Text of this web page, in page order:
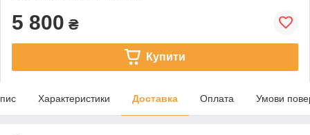
5 800 ₴
Купити
Характеристики Доставка Оплата Умови